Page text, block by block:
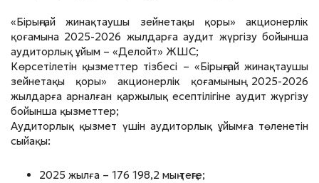
«Бірыңғай жинақтаушы зейнетақы қоры» акционерлік
қоғамына 2025-2026 жылдарға аудит жүргізу бойынша
аудиторлық ұйым – «Делойт» ЖШС;
Көрсетілетін қызметтер тізбесі – «Бірыңғай жинақтаушы
зейнетақы қоры» акционерлік қоғамының 2025-2026
жылдарға арналған қаржылық есептілігіне аудит жүргізу
бойынша қызметтер;
Аудиторлық қызмет үшін аудиторлық ұйымға төленетін
сыйақы:
2025 жылға – 176 198,2 мың теңге;